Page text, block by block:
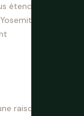
étendu au
raison.